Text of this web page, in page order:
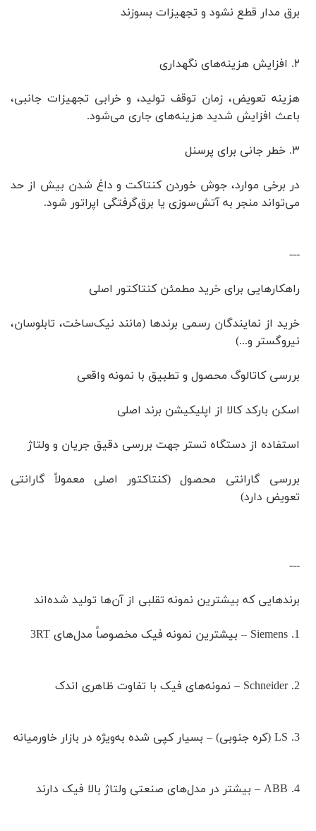
برق مدار قطع نشود و تجهیزات بسوزند
۲. افزایش هزینه‌های نگهداری
هزینه تعویض، زمان توقف تولید، و خرابی تجهیزات جانبی،
باعث افزایش شدید هزینه‌های جاری می‌شود.
۳. خطر جانی برای پرسنل
در برخی موارد، جوش خوردن کنتاکت و داغ شدن بیش از حد
می‌تواند منجر به آتش‌سوزی یا برق‌گرفتگی اپراتور شود.
---
راهکارهایی برای خرید مطمئن کنتاکتور اصلی
خرید از نمایندگان رسمی برندها (مانند نیک‌ساخت، تابلو‌سان،
نیرو‌گستر و...)
بررسی کاتالوگ محصول و تطبیق با نمونه واقعی
اسکن بارکد کالا از اپلیکیشن برند اصلی
استفاده از دستگاه تستر جهت بررسی دقیق جریان و ولتاژ
بررسی گارانتی محصول (کنتاکتور اصلی معمولاً گارانتی
تعویض دارد)
---
برندهایی که بیشترین نمونه تقلبی از آن‌ها تولید شده‌اند
1. Siemens – بیشترین نمونه فیک مخصوصاً مدل‌های 3RT
2. Schneider – نمونه‌های فیک با تفاوت ظاهری اندک
3. LS (کره جنوبی) – بسیار کپی شده به‌ویژه در بازار خاورمیانه
4. ABB – بیشتر در مدل‌های صنعتی ولتاژ بالا فیک دارند